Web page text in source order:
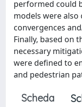
performed could
models were
convergences
Finally, based on
necessary
were defined to
and pedestrian
Scheda